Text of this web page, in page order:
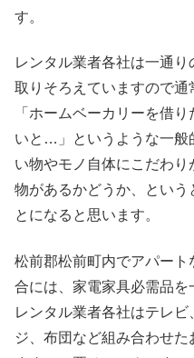
す。
レンタル業者各社は一通
取りそろえていますので通
「ホームベーカリーを借
いと…」というような一般
い物やモノ自体にこだわ
物があるかどうか、という
とになると思います。
松前郡松前町内でアパー
合には、家電家具必需品を
レンタル業者各社はテレ
ジ、布団など組み合わせ